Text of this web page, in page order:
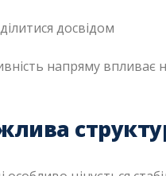
досвідом
напряму впливає